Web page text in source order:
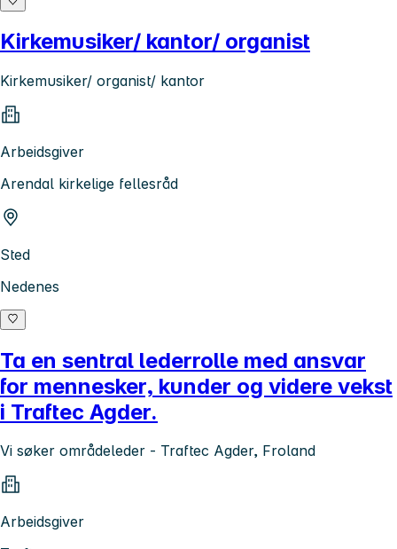
Kirkemusiker/ kantor/ organist
Kirkemusiker/ organist/ kantor
Arbeidsgiver
Arendal kirkelige fellesråd
Sted
Nedenes
Ta en sentral lederrolle med ansvar
for mennesker, kunder og videre vekst
i Traftec Agder.
Vi søker områdeleder - Traftec Agder, Froland
Arbeidsgiver